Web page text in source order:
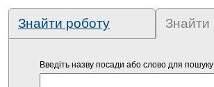
Знайти роботу Знайти
Введіть назву посади або слово для